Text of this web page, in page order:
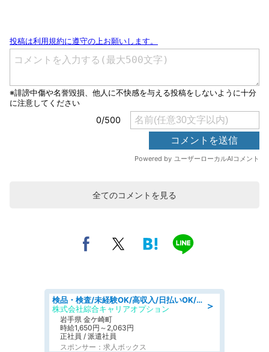
全てのコメントを見る
＞
検品・検査/未経験OK/高収入/日払いOK/交替制/20・30・40代活躍中
株式会社綜合キャリアオプション
岩手県 金ケ崎町
時給1,650円～2,063円
正社員 / 派遣社員
スポンサー：求人ボックス